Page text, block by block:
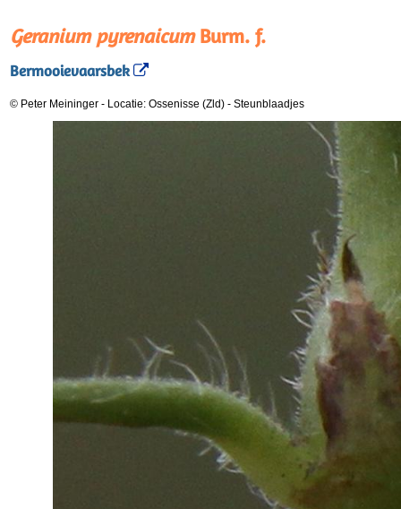
Geranium pyrenaicumBurm. f.
Bermooievaarsbek
© Peter Meininger - Locatie: Ossenisse (Zld) - Steunblaadjes